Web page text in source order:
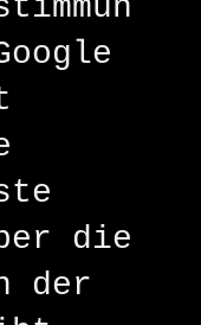
die
der